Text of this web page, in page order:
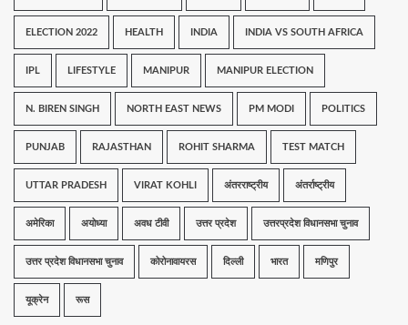
ELECTION 2022 HEALTH INDIA INDIA VS SOUTH AFRICA
IPL LIFESTYLE MANIPUR MANIPUR ELECTION
N. BIREN SINGH NORTH EAST NEWS PM MODI POLITICS
PUNJAB RAJASTHAN ROHIT SHARMA TEST MATCH
UTTAR PRADESH VIRAT KOHLI अंतरराष्ट्रीय अंतर्राष्ट्रीय
अमेरिका अयोध्या अवध टीवी उत्तर प्रदेश उत्तरप्रदेश विधानसभा चुनाव
उत्तर प्रदेश विधानसभा चुनाव कोरोनावायरस दिल्ली भारत मणिपुर
यूक्रेन रूस